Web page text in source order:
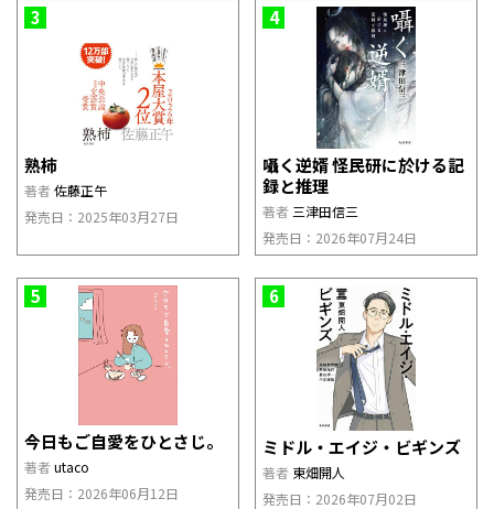
3
熟柿
著者 佐藤正午
発売日：2025年03月27日
4
囁く逆婿 怪民研に於ける記
録と推理
著者 三津田信三
発売日：2026年07月24日
5
今日もご自愛をひとさじ。
著者 utaco
発売日：2026年06月12日
6
ミドル・エイジ・ビギンズ
著者 東畑開人
発売日：2026年07月02日